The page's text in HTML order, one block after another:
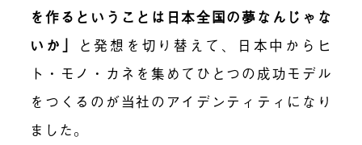
を作るということは日本全国の夢なんじゃな
いか」
と発想を切り替えて、日本中からヒ
ト・モノ・カネを集めてひとつの成功モデル
をつくるのが当社のアイデンティティになり
ました。